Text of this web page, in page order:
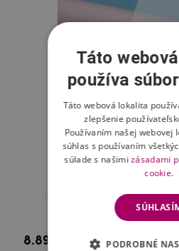
Tvrdené sklo na mobil
8.89 € Skladom
Táto
používa
Táto webová lokalita
zlepšenie
Používaním našej webovej
súhlas s používaním
súlade s našimizásadami
cookie.
PODROBNÉ